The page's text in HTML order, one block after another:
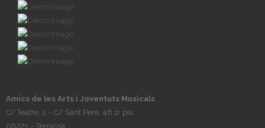
Amics de les Arts i Joventuts Musicals
C/ Teatre, 2 – C/ Sant Pere, 46 1r pis
08221 – Terrassa